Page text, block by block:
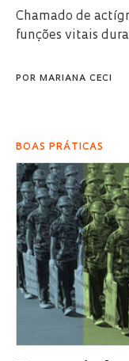
Chamado de
funções vitais
POR MARIANA CECI
BOAS PRÁTICAS